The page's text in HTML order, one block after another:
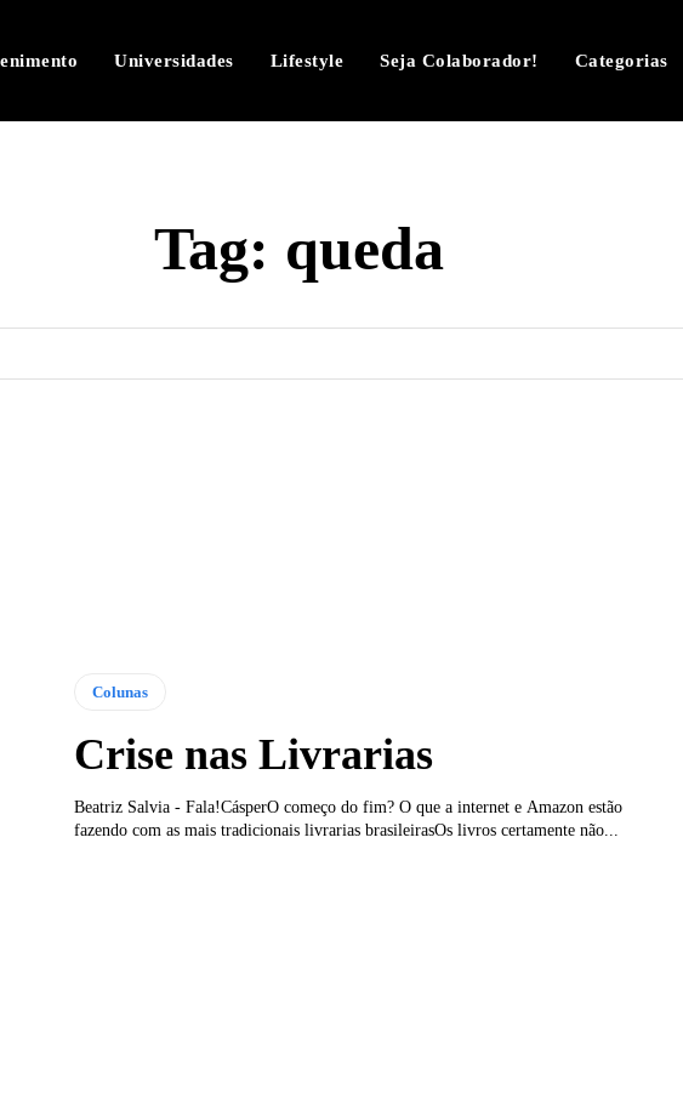
Universidades Lifestyle Seja Colaborador! Categorias
Tag: queda
Colunas
Crise nas Livrarias
Beatriz Salvia - Fala!CásperO começo do fim? O que a internet e Amazon estão
fazendo com as mais tradicionais livrarias brasileirasOs livros certamente não...